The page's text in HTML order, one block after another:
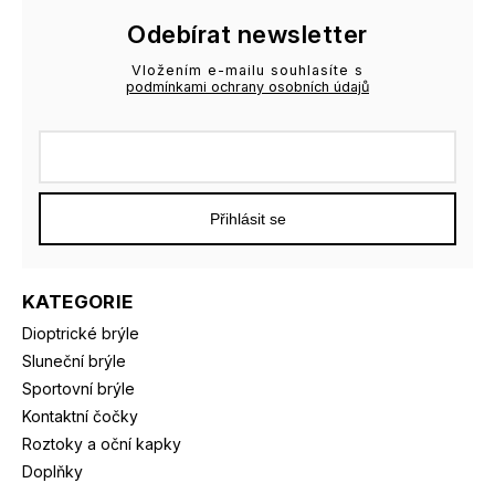
KATEGORIE
Dioptrické brýle
Sluneční brýle
Sportovní brýle
Kontaktní čočky
Roztoky a oční kapky
Doplňky
Odebírat newsletter
Vložením e-mailu souhlasíte s
podmínkami ochrany osobních údajů
Přihlásit se